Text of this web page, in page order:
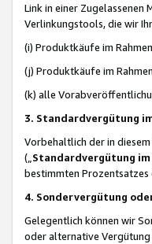
Link in einer Zugelassenen
Verlinkungstools, die wir
(i) Produktkäufe im
(j) Produktkäufe im
(k) alle
3. Standardvergütung
Vorbehaltlich der in
(„ Standardvergütung
bestimmten
4. Sondervergütung
Gelegentlich können wir
oder alternative Vergütung